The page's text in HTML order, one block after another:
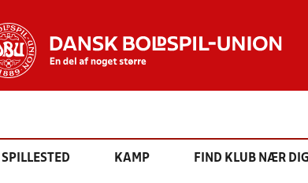
SPILLESTED KAMP FIND KLUB NÆR